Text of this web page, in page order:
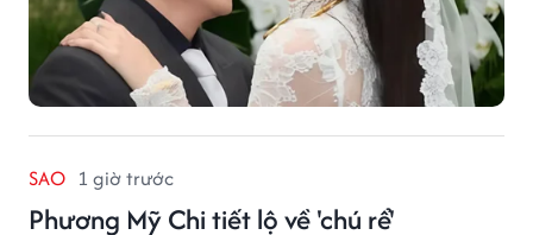
SAO 1 giờ trước
Phương Mỹ Chi tiết lộ về 'chú rể'